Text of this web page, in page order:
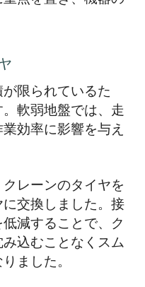
限られているた
軟弱地盤では、走
効率に影響を与え
レーンのタイヤを
交換しました。接
減することで、ク
込むことなくスム
ました。